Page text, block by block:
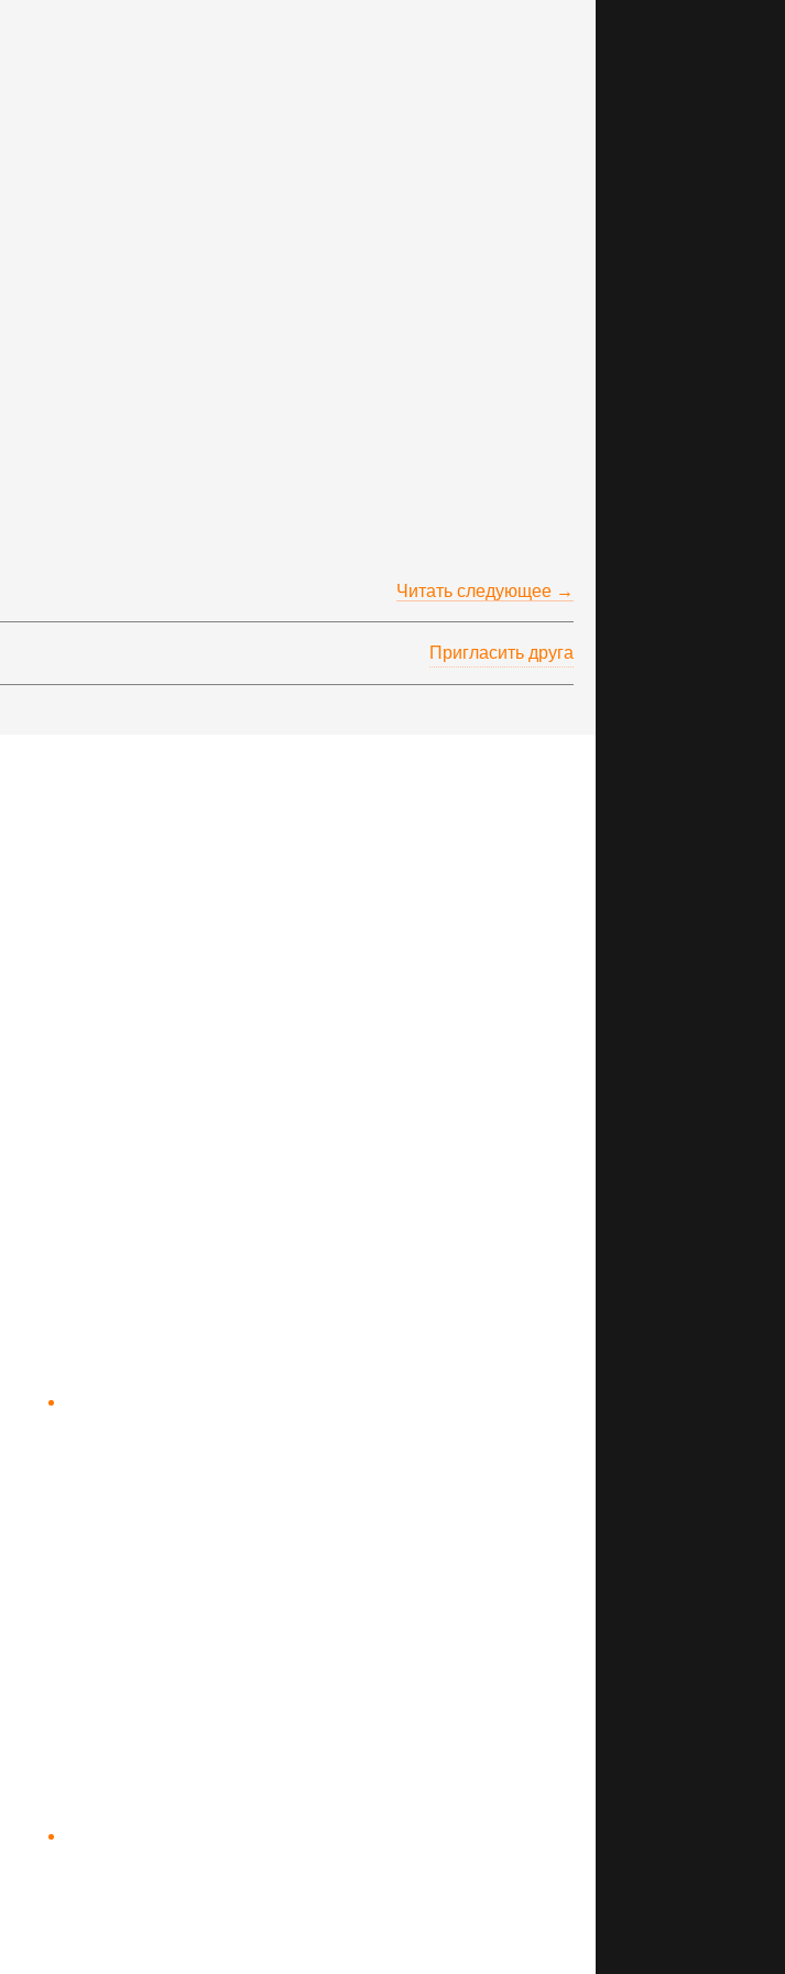
Читать следующее →
Пригласить друга